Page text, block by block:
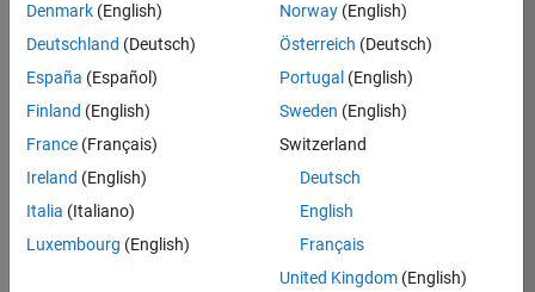
empleo
Dirección de correo electrónico
Denmark (English)
Deutschland (Deutsch)
España (Español)
Finland (English)
France (Français)
Ireland (English)
Italia (Italiano)
Luxembourg (English)
Norway(English)
Österreich (Deutsch)
Portugal (English)
Sweden (English)
Switzerland
Deutsch
English
Français
United Kingdom(English)